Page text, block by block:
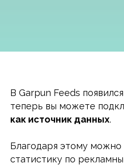
В Garpun Feeds
теперь вы можете
как источник данных.
Благодаря этому можно
статистику по